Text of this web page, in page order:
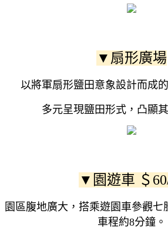
▼扇形廣場
以將軍扇形鹽田意象設計而成
多元呈現鹽田形式，凸顯
▼園遊車 ＄
園區腹地廣大，搭乘遊園車參觀七
車程約8分鐘。